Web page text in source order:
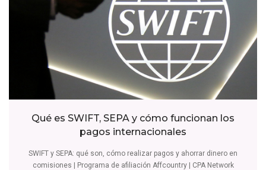
Qué es SWIFT, SEPA y cómo funcionan los
pagos internacionales
SWIFT y SEPA: qué son, cómo realizar pagos y ahorrar dinero en
comisiones | Programa de afiliación Affcountry | CPA Network